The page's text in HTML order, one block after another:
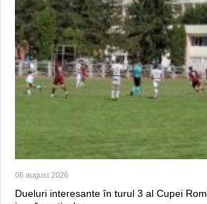
06 august 2026
Dueluri interesante în turul 3 al Cupei